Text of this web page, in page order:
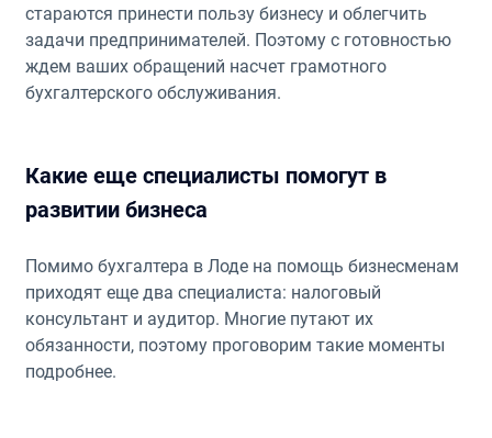
стараются принести пользу бизнесу и облегчить
задачи предпринимателей. Поэтому с готовностью
ждем ваших обращений насчет грамотного
бухгалтерского обслуживания.
Какие еще специалисты помогут в
развитии бизнеса
Помимо бухгалтера в Лоде на помощь бизнесменам
приходят еще два специалиста: налоговый
консультант и аудитор. Многие путают их
обязанности, поэтому проговорим такие моменты
подробнее.